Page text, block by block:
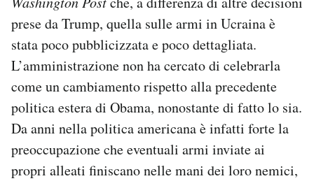
prese da Trump, quella sulle armi in Ucraina è
stata poco pubblicizzata e poco dettagliata.
L’amministrazione non ha cercato di celebrarla
come un cambiamento rispetto alla precedente
politica estera di Obama, nonostante di fatto lo sia.
Da anni nella politica americana è infatti forte la
preoccupazione che eventuali armi inviate ai
propri alleati finiscano nelle mani dei loro nemici,